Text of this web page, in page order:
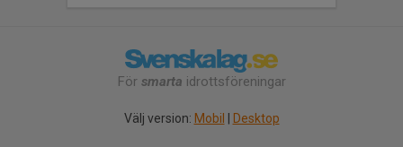
För smarta idrottsföreningar
Välj version: Mobil Desktop